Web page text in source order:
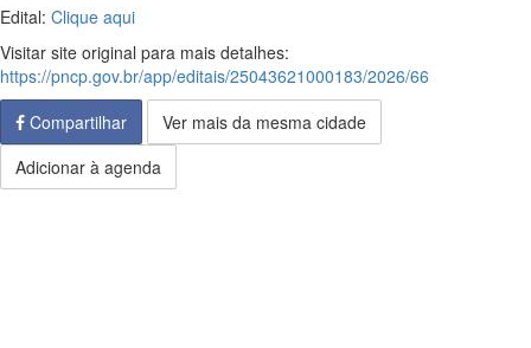
Edital: Clique aqui
Visitar site original para mais detalhes:
https://pncp.gov.br/app/editais/25043621000183/2026/66
Compartilhar
Ver mais da mesma cidade
Adicionar à agenda